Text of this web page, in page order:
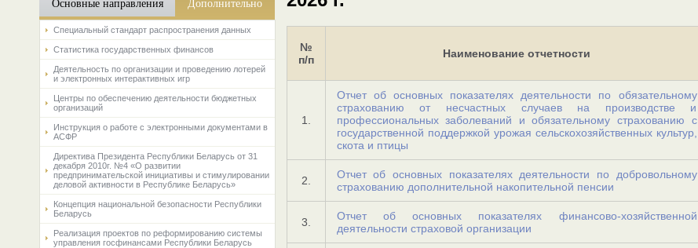
Специальный стандарт распространения данных
Статистика государственных финансов
Деятельность по организации и проведению лотерей
и электронных интерактивных игр
Центры по обеспечению деятельности бюджетных
организаций
Инструкция о работе с электронными документами в
АСФР
Директива Президента Республики Беларусь от 31
декабря 2010г. №4 «О развитии
предпринимательской инициативы и стимулировании
деловой активности в Республике Беларусь»
Концепция национальной безопасности Республики
Беларусь
Реализация проектов по реформированию системы
управления госфинансами Республики Беларусь
№
п/п
Наименование отчетности
1.
Отчет об основных показателях деятельности по обязательному
страхованию от несчастных случаев на производстве и
профессиональных заболеваний и обязательному страхованию с
государственной поддержкой урожая сельскохозяйственных культур,
скота и птицы
2.
Отчет об основных показателях деятельности по добровольному
страхованию дополнительной накопительной пенсии
3.
Отчет об основных показателях финансово-хозяйственной
деятельности страховой организации